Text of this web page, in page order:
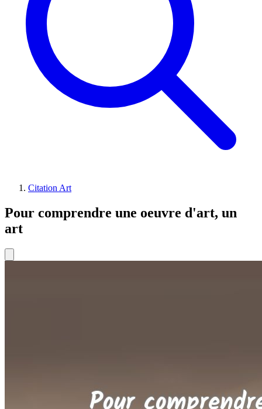
Citation Art
Pour comprendre une oeuvre d'art, un
art